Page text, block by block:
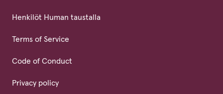
Henkilöt Human taustalla
Terms of Service
Code of Conduct
Privacy policy